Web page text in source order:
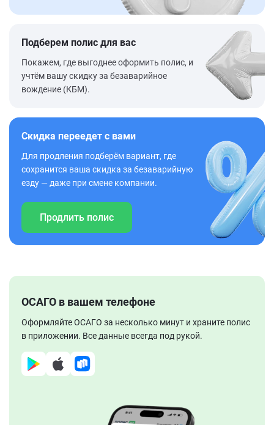
Подберем полис для вас
Покажем, где выгоднее оформить полис, и
учтём вашу скидку за безаварийное
вождение (КБМ).
Скидка переедет с вами
Для продления подберём вариант, где
сохранится ваша скидка за безаварийную
езду — даже при смене компании.
Продлить полис
ОСАГО в вашем телефоне
Оформляйте ОСАГО за несколько минут и храните полис
в приложении. Все данные всегда под рукой.